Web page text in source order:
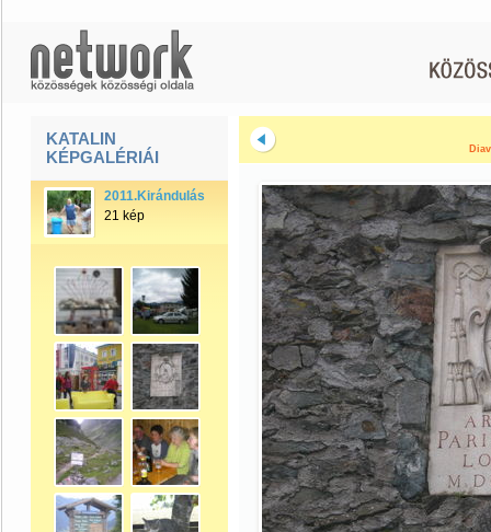
KATALIN
KÉPGALÉRIÁI
2011.Kirándulások
21 kép